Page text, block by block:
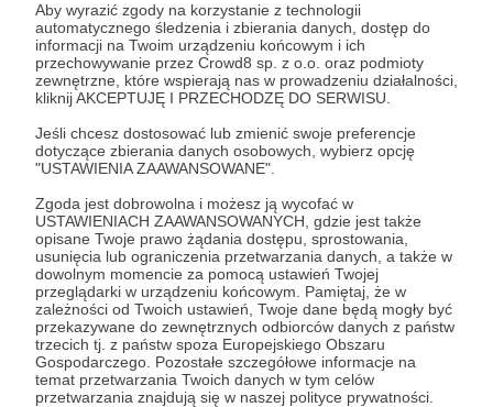
Aby wyrazić zgody na korzystanie z technologii
automatycznego śledzenia i zbierania danych, dostęp do
informacji na Twoim urządzeniu końcowym i ich
przechowywanie przez Crowd8 sp. z o.o. oraz podmioty
zewnętrzne, które wspierają nas w prowadzeniu działalności,
kliknij AKCEPTUJĘ I PRZECHODZĘ DO SERWISU.
Jeśli chcesz dostosować lub zmienić swoje preferencje
dotyczące zbierania danych osobowych, wybierz opcję
"USTAWIENIA ZAAWANSOWANE".
Zgoda jest dobrowolna i możesz ją wycofać w
USTAWIENIACH ZAAWANSOWANYCH, gdzie jest także
opisane Twoje prawo żądania dostępu, sprostowania,
usunięcia lub ograniczenia przetwarzania danych, a także w
dowolnym momencie za pomocą ustawień Twojej
przeglądarki w urządzeniu końcowym. Pamiętaj, że w
zależności od Twoich ustawień, Twoje dane będą mogły być
przekazywane do zewnętrznych odbiorców danych z państw
trzecich tj. z państw spoza Europejskiego Obszaru
Gospodarczego. Pozostałe szczegółowe informacje na
temat przetwarzania Twoich danych w tym celów
przetwarzania znajdują się w naszej polityce prywatności.
* Zapoznałem się i akceptujęRegulaminserwisu oraz
* Wyrażam zgodę na przetwarzanie moich danych
osobowych podanych w formularzu rejestracyjnym w celu
prawidłowego świadczenia usług serwisu Patronite.
Wyrażam zgodę na otrzymywanie drogą elektroniczną
informacji handlowych - newslettera. Opcja ta może zostać
zmieniona w ustawieniach konta.